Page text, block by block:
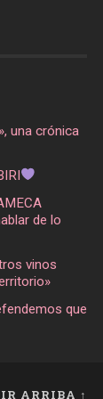
una crónica
de lo
vinos
que
IR ARRIBA ↑